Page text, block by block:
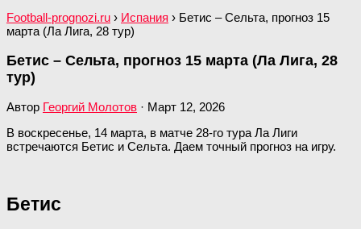
Football-prognozi.ru › Испания › Бетис – Сельта, прогноз 15
марта (Ла Лига, 28 тур)
Бетис – Сельта, прогноз 15 марта (Ла Лига, 28
тур)
Автор Георгий Молотов · Март 12, 2026
В воскресенье, 14 марта, в матче 28-го тура Ла Лиги
встречаются Бетис и Сельта. Даем точный прогноз на игру.
Бетис